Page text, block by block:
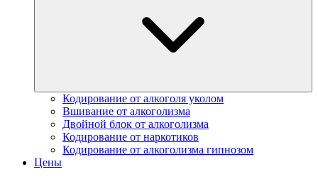
Кодирование от алкоголя уколом
Вшивание от алкоголизма
Двойной блок от алкоголизма
Кодирование от наркотиков
Кодирование от алкоголизма гипнозом
Цены